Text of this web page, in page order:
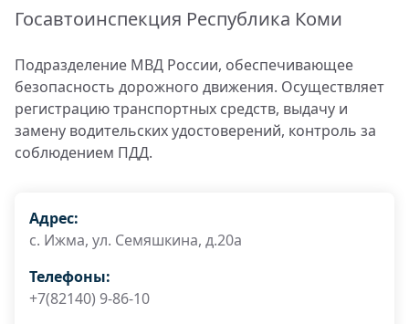
Госавтоинспекция Республика Коми
Подразделение МВД России, обеспечивающее
безопасность дорожного движения. Осуществляет
регистрацию транспортных средств, выдачу и
замену водительских удостоверений, контроль за
соблюдением ПДД.
Адрес:
с. Ижма, ул. Семяшкина, д.20а
Телефоны:
+7(82140) 9-86-10